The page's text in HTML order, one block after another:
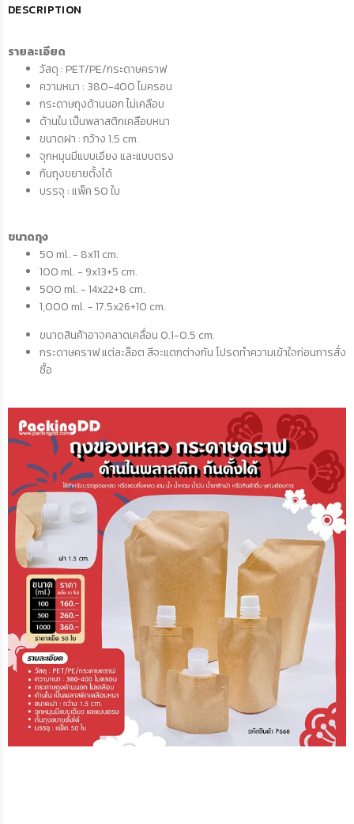
DESCRIPTION
รายละเอียด
วัสดุ : PET/PE/กระดาษคราฟ
ความหนา : 380-400 ไมครอน
กระดาษถุงด้านนอก ไม่เคลือบ
ด้านใน เป็นพลาสติกเคลือบหนา
ขนาดฝา : กว้าง 1.5 cm.
จุกหมุนมีแบบเอียง และแบบตรง
ก้นถุงขยายตั้งได้
บรรจุ : แพ็ค 50 ใบ
ขนาดถุง
50 ml. - 8x11 cm.
100 ml. - 9x13+5 cm.
500 ml. - 14x22+8 cm.
1,000 ml. - 17.5x26+10 cm.
ขนาดสินค้าอาจคลาดเคลื่อน 0.1-0.5 cm.
กระดาษคราฟ แต่ละล็อต สีจะแตกต่างกัน โปรดทำความเข้าใจก่อนการสั่ง
ซื้อ